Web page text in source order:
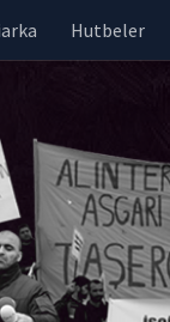
Hutbeler